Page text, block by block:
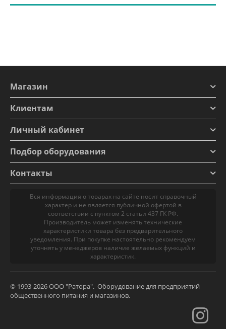
Магазин
Клиентам
Личный кабинет
Подбор оборудования
Контакты
Вся информация о товарах на сайте носит справочный
характер и не является публичной офертой в
соответствии с пунктом 2 статьи 437 ГК РФ.
Производитель может изменять технические
характеристики товара без предварительного
уведомления. При покупке настоятельно рекомендуем
уточнять у менеджеров наличие желаемых функций и
характеристик.
© 1993-2026 ООО "Ратора". Оборудование для предприятий
общественного питания и магазинов.